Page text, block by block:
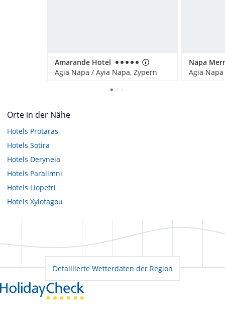
Amarande Hotel
Agia Napa / Ayia Napa, Zypern
Agia
Orte in der Nähe
Hotels Protaras
Hotels Sotira
Hotels Deryneia
Hotels Paralimni
Hotels Liopetri
Hotels Xylofagou
Detaillierte Wetterdaten der Region